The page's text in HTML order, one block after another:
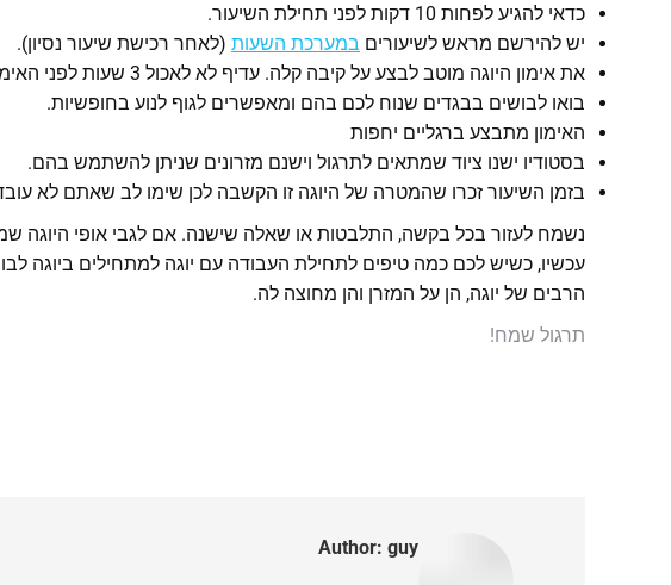
כדאי להגיע לפחות 10 דקות לפני תחילת השיעור.
יש להירשם מראש לשיעורים במערכת השעות (לאחר רכישת שיעור נסיון).
את אימון היוגה מוטב לבצע על קיבה קלה. עדיף לא לאכול 3 שעות לפני האימון.
בואו לבושים בבגדים שנוח לכם בהם ומאפשרים לגוף לנוע בחופשיות.
האימון מתבצע ברגליים יחפות
בסטודיו ישנו ציוד שמתאים לתרגול וישנם מזרונים שניתן להשתמש בהם.
בזמן השיעור זכרו שהמטרה של היוגה זו הקשבה לכן שימו לב שאתם לא
נשמח לעזור בכל בקשה, התלבטות או שאלה שישנה. אם לגבי אופי היוגה
עכשיו, כשיש לכם כמה טיפים לתחילת העבודה עם יוגה למתחילים ביוגה
הרבים של יוגה, הן על המזרן והן מחוצה לה.
תרגול שמח!
Author: guy